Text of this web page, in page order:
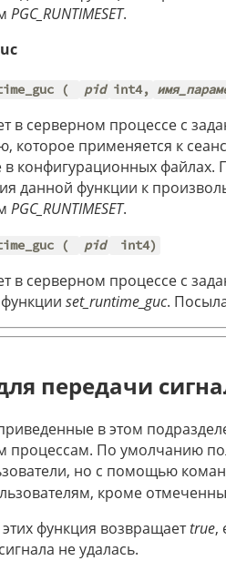
PGC_RUNTIMESET.
( pid int4,
в серверном процессе с
которое применяется к
в конфигурационных файлах.
данной функции к
PGC_RUNTIMESET.
( pid int4)
в серверном процессе с
set_runtime_guc.
передачи
в этом
процессам. По умолчанию
но с помощью
кроме
функция возвращаетtrue,
не удалась.